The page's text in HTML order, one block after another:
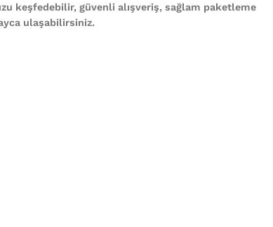
keşfedebilir, güvenli alışveriş, sağlam paketleme
ulaşabilirsiniz.